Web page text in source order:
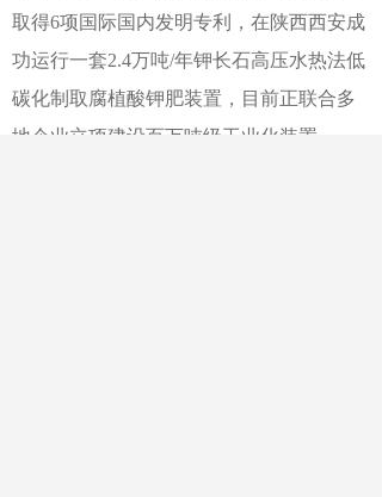
取得6项国际国内发明专利，在陕西西安成
功运行一套2.4万吨/年钾长石高压水热法低
碳化制取腐植酸钾肥装置，目前正联合多
地企业立项建设百万吨级工业化装置。